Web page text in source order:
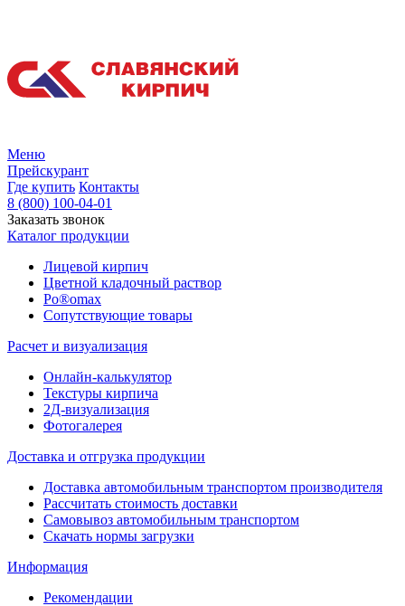
Меню
Прейскурант
Где купить Контакты
8 (800) 100-04-01
Заказать звонок
Каталог продукции
Лицевой кирпич
Цветной кладочный раствор
Po®omax
Сопутствующие товары
Расчет и визуализация
Онлайн-калькулятор
Текстуры кирпича
2Д-визуализация
Фотогалерея
Доставка и отгрузка продукции
Доставка автомобильным транспортом производителя
Рассчитать стоимость доставки
Самовывоз автомобильным транспортом
Скачать нормы загрузки
Информация
Рекомендации